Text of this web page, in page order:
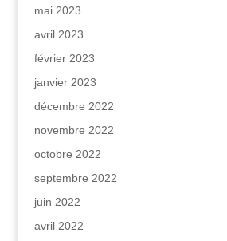
mai 2023
avril 2023
février 2023
janvier 2023
décembre 2022
novembre 2022
octobre 2022
septembre 2022
juin 2022
avril 2022